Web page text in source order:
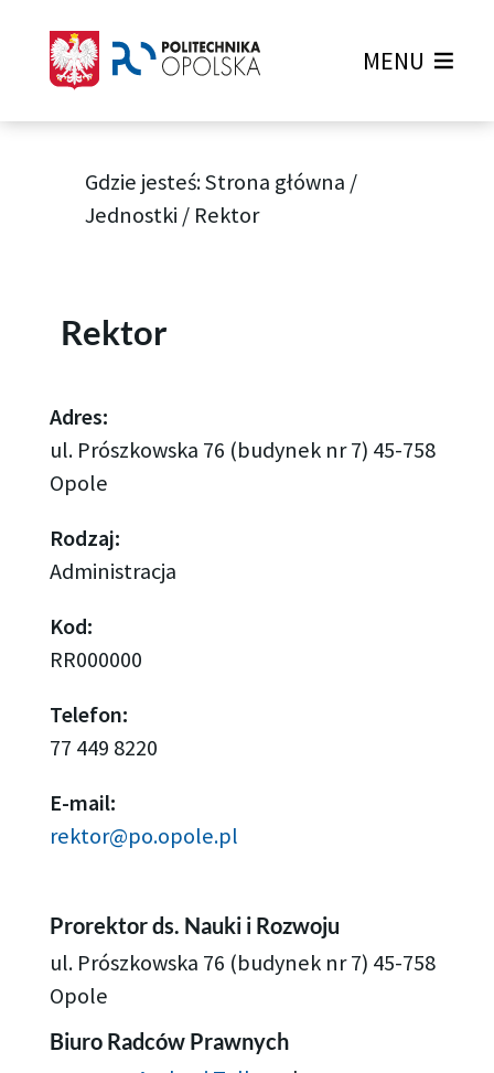
MENU
Gdzie jesteś:Strona główna /
Jednostki / Rektor
Rektor
Adres:
ul. Prószkowska 76 (budynek nr 7) 45-758
Opole
Rodzaj:
Administracja
Kod:
RR000000
Telefon:
77 449 8220
E-mail:
rektor@po.opole.pl
Prorektor ds. Nauki i Rozwoju
ul. Prószkowska 76 (budynek nr 7) 45-758
Opole
Biuro Radców Prawnych